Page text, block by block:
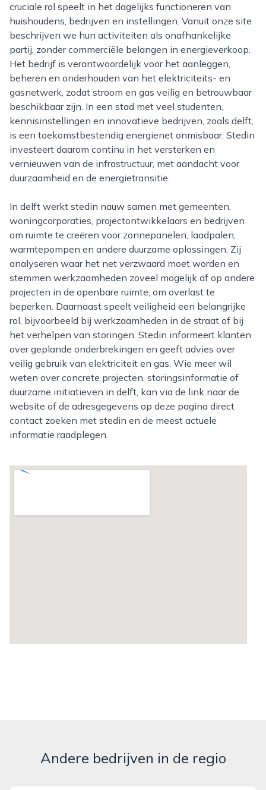
cruciale rol speelt in het dagelijks functioneren van
huishoudens, bedrijven en instellingen. Vanuit onze site
beschrijven we hun activiteiten als onafhankelijke
partij, zonder commerciële belangen in energieverkoop.
Het bedrijf is verantwoordelijk voor het aanleggen,
beheren en onderhouden van het elektriciteits- en
gasnetwerk, zodat stroom en gas veilig en betrouwbaar
beschikbaar zijn. In een stad met veel studenten,
kennisinstellingen en innovatieve bedrijven, zoals delft,
is een toekomstbestendig energienet onmisbaar. Stedin
investeert daarom continu in het versterken en
vernieuwen van de infrastructuur, met aandacht voor
duurzaamheid en de energietransitie.
In delft werkt stedin nauw samen met gemeenten,
woningcorporaties, projectontwikkelaars en bedrijven
om ruimte te creëren voor zonnepanelen, laadpalen,
warmtepompen en andere duurzame oplossingen. Zij
analyseren waar het net verzwaard moet worden en
stemmen werkzaamheden zoveel mogelijk af op andere
projecten in de openbare ruimte, om overlast te
beperken. Daarnaast speelt veiligheid een belangrijke
rol, bijvoorbeeld bij werkzaamheden in de straat of bij
het verhelpen van storingen. Stedin informeert klanten
over geplande onderbrekingen en geeft advies over
veilig gebruik van elektriciteit en gas. Wie meer wil
weten over concrete projecten, storingsinformatie of
duurzame initiatieven in delft, kan via de link naar de
website of de adresgegevens op deze pagina direct
contact zoeken met stedin en de meest actuele
informatie raadplegen.
Andere bedrijven in de regio